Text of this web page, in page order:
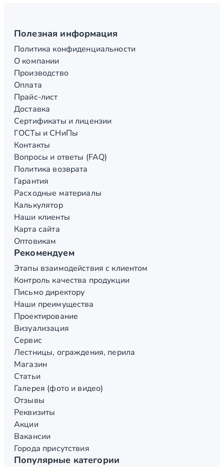
Полезная информация
Политика конфиденциальности
О компании
Производство
Оплата
Прайс-лист
Доставка
Сертификаты и лицензии
ГОСТы и СНиПы
Контакты
Вопросы и ответы (FAQ)
Политика возврата
Гарантия
Расходные материалы
Калькулятор
Наши клиенты
Карта сайта
Оптовикам
Рекомендуем
Этапы взаимодействия с клиентом
Контроль качества продукции
Письмо директору
Наши преимущества
Проектирование
Визуализация
Сервис
Лестницы, ограждения, перила
Магазин
Статьи
Галерея (фото и видео)
Отзывы
Реквизиты
Акции
Вакансии
Города присутствия
Популярные категории